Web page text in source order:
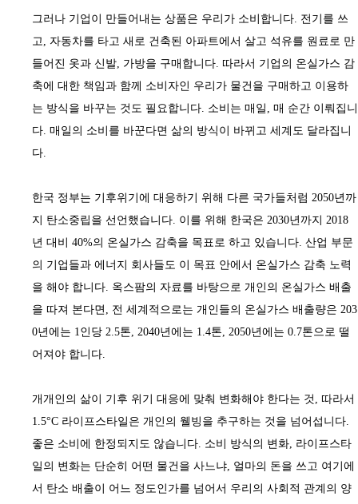
그러나 기업이 만들어내는 상품은 우리가 소비합니다. 전기를 쓰
고, 자동차를 타고 새로 건축된 아파트에서 살고 석유를 원료로 만
들어진 옷과 신발, 가방을 구매합니다. 따라서 기업의 온실가스 감
축에 대한 책임과 함께 소비자인 우리가 물건을 구매하고 이용하
는 방식을 바꾸는 것도 필요합니다. 소비는 매일 , 매 순간 이뤄집니
다. 매일의 소비를 바꾼다면 삶의 방식이 바뀌고 세계도 달라집니
다.
한국 정부는 기후위기에 대응하기 위해 다른 국가들처럼 2050년까
지 탄소중립을 선언했습니다. 이를 위해 한국은 2030년까지 2018
년 대비 40%의 온실가스 감축을 목표로 하고 있습니다. 산업 부문
의 기업들과 에너지 회사들도 이 목표 안에서 온실가스 감축 노력
을 해야 합니다. 옥스팜의 자료를 바탕으로 개인의 온실가스 배출
을 따져 본다면 , 전 세계적으로는 개인들의 온실가스 배출량은 203
0년에는 1인당 2.5톤, 2040년에는 1.4톤, 2050년에는 0.7톤으로 떨
어져야 합니다.
개개인의 삶이 기후 위기 대응에 맞춰 변화해야 한다는 것 , 따라서
1.5°C 라이프스타일은 개인의 웰빙을 추구하는 것을 넘어섭니다.
좋은 소비에 한정되지도 않습니다. 소비 방식의 변화, 라이프스타
일의 변화는 단순히 어떤 물건을 사느냐, 얼마의 돈을 쓰고 여기에
서 탄소 배출이 어느 정도인가를 넘어서 우리의 사회적 관계의 양